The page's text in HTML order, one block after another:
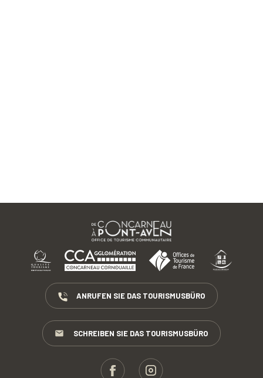
ANRUFEN SIE DAS TOURISMUSBÜRO
SCHREIBEN SIE DAS TOURISMUSBÜRO